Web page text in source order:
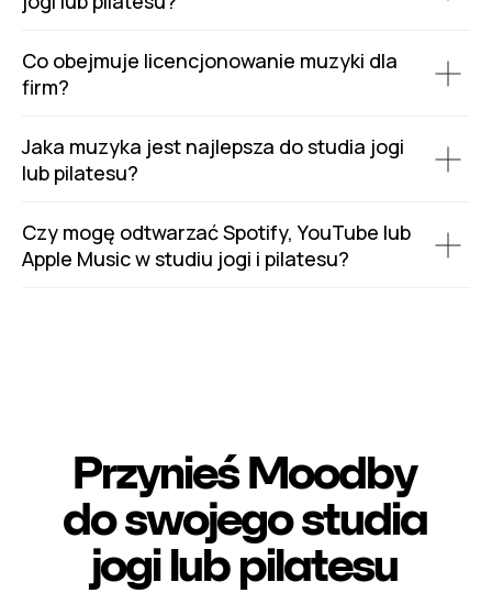
Co obejmuje licencjonowanie muzyki dla
firm?
Jaka muzyka jest najlepsza do studia jogi
lub pilatesu?
Czy mogę odtwarzać Spotify, YouTube lub
Apple Music w studiu jogi i pilatesu?
Przynieś Moodby
doswojego studia
jogi lub pilatesu